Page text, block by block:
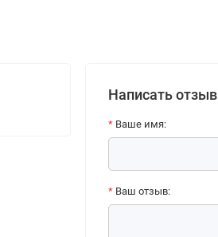
Написать отзыв
Ваше имя:
Ваш отзыв: